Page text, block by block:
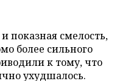
показная смелость,
более сильного
к тому, что
ухудшалось.